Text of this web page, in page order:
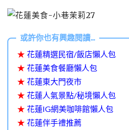
★ 花蓮精選民宿/飯店懶人包
★ 花蓮美食餐廳懶人包
★ 花蓮東大門夜市
★ 花蓮人氣景點/秘境懶人包
★ 花蓮IG網美咖啡館懶人包
★ 花蓮伴手禮推薦